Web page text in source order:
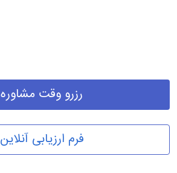
رزرو وقت مشاوره
فرم ارزیابی آنلاین